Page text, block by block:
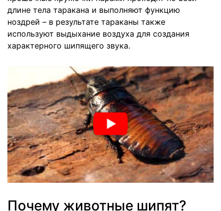
длине тела таракана и выполняют функцию
ноздрей – в результате тараканы также
используют выдыхание воздуха для создания
характерного шипящего звука.
Почему животные шипят?